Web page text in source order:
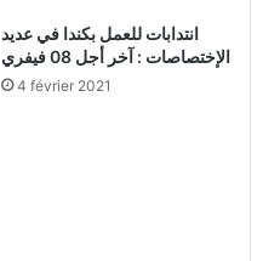
انتدابات للعمل بكندا في عديد
الإختصاصات : آخر أجل 08 فيفري
4 février 2021